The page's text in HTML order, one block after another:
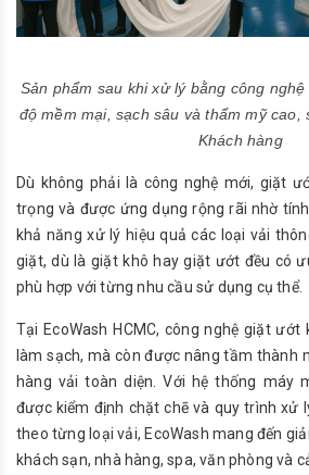
Sản phẩm sau khi xử lý bằng công
độ mềm mại, sạch sâu và thẩm mỹ cao,
Khách hàng
Dù không phải là công nghệ mới, giặt
trọng và được ứng dụng rộng rãi nhờ
khả năng xử lý hiệu quả các loại vải
giặt, dù là giặt khô hay giặt ướt đều có
phù hợp với từng nhu cầu sử dụng cụ thể.
Tại EcoWash HCMC, công nghệ giặt
làm sạch, mà còn được nâng tầm thành
hàng vải toàn diện. Với hệ thống máy
được kiểm định chặt chẽ và quy trình xử
theo từng loại vải, EcoWash mang đến
khách sạn, nhà hàng, spa, văn phòng và